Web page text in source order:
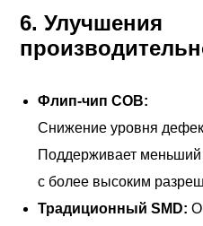
6.Улучшения
Флип-чип COB:
Снижение уровня
Поддерживает меньший
с более высоким
Традиционный SMD: